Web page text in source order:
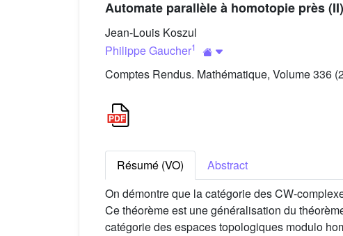
Automate parallèle à homotopie près (II)
Jean-Louis Koszul
Philippe Gaucher1
Comptes Rendus. Mathématique, Volume 336
Résumé (VO)
Abstract
On démontre que la catégorie des CW-
Ce théorème est une généralisation du
catégorie des espaces topologiques modulo